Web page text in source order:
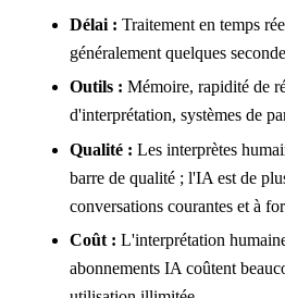
Délai : Traitement en temps
généralement quelques
Outils : Mémoire, rapidité de
d'interprétation, systèmes de
Qualité : Les interprètes
barre de qualité ; l'IA est de
conversations courantes et à
Coût : L'interprétation
abonnements IA coûtent